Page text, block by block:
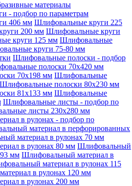
материалы
- подбор по параметрам
406 мм Шлифовальные круги 225
200 мм Шлифовальные круги
круги 125 мм Шлифовальные
круги 75-80 мм
Шлифовальные полоски - подбор
полоски 70x420 мм
70x198 мм Шлифовальные
Шлифовальные полоски 80x230 мм
81x133 мм Шлифовальные
Шлифовальные листы - подбор по
листы 230x280 мм
в рулонах - подбор по
материал в перфорированных
материал в рулонах 70 мм
в рулонах 80 мм Шлифовальный
93 мм Шлифовальный материал в
материал в рулонах 115
в рулонах 120 мм
в рулонах 200 мм